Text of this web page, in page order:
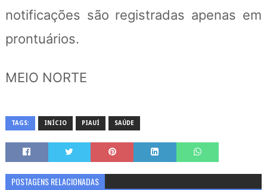
notificações são registradas apenas em
prontuários.
MEIO NORTE
TAGS: INÍCIO PIAUÍ SAÚDE
POSTAGENS RELACIONADAS